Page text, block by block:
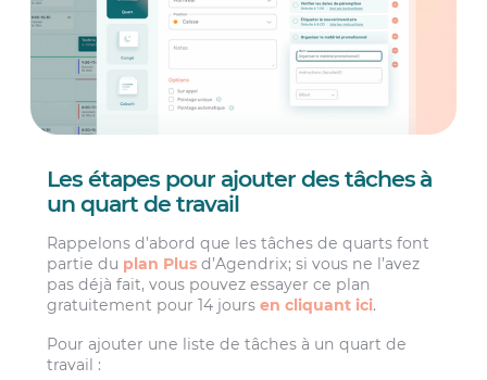
Les étapes pour ajouter des tâches à
un quart de travail
Rappelons d’abord que les tâches de quarts font
partie du plan Plus d’Agendrix; si vous ne l’avez
pas déjà fait, vous pouvez essayer ce plan
gratuitement pour 14 joursen cliquant ici.
Pour ajouter une liste de tâches à un quart de
travail :